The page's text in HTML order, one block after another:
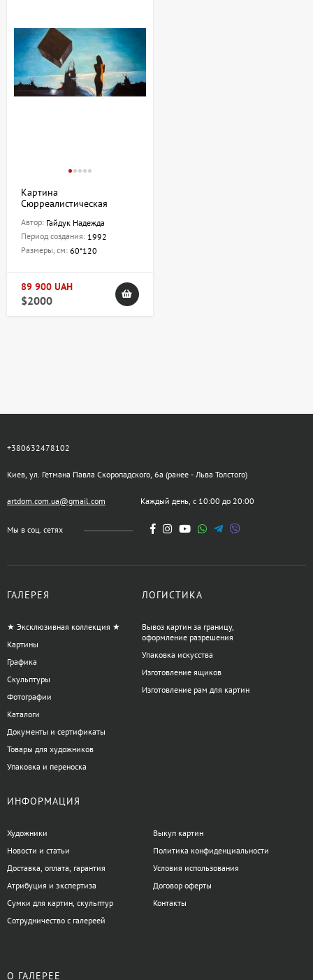
Картина
Сюрреалистическая
Гайдук Надежда
Автор: Гайдук Надежда
Период создания: 1992
Размеры, см: 60*120
89 900 UAH
$2000
+380632478102
Киев, ул. Гетмана Павла Скоропадского, 6а (ранее - Льва Толстого)
artdom.com.ua@gmail.com Каждый день, с 10:00 до 20:00
Мы в соц. сетях
ГАЛЕРЕЯ
★ Эксклюзивная коллекция ★
Картины
Графика
Скульптуры
Фотографии
Каталоги
Документы и сертификаты
Товары для художников
Упаковка и переноска
ЛОГИСТИКА
Вывоз картин за границу,
оформление разрешения
Упаковка искусства
Изготовление ящиков
Изготовление рам для картин
ИНФОРМАЦИЯ
Художники
Новости и статьи
Доставка, оплата, гарантия
Атрибуция и экспертиза
Сумки для картин, скульптур
Сотрудничество с галереей
Выкуп картин
Политика конфиденциальности
Условия использования
Договор оферты
Контакты
О ГАЛЕРЕЕ